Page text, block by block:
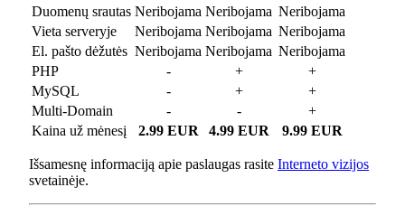
Duomenų srautas Neribojama Neribojama Neribojama
Vieta serveryje
Neribojama Neribojama Neribojama
El. pašto dėžutės Neribojama Neribojama Neribojama
PHP
- +
+
MySQL
- +
+
Multi-Domain
- -
+
Kaina už mėnesį
2.99 EUR 4.99 EUR 9.99 EUR
Išsamesnę informaciją apie paslaugas rasite Interneto vizijos
svetainėje.